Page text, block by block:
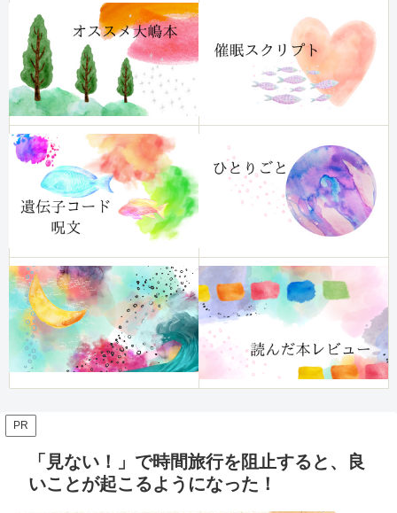
PR
「見ない！」で時間旅行を阻止すると、良
いことが起こるようになった！